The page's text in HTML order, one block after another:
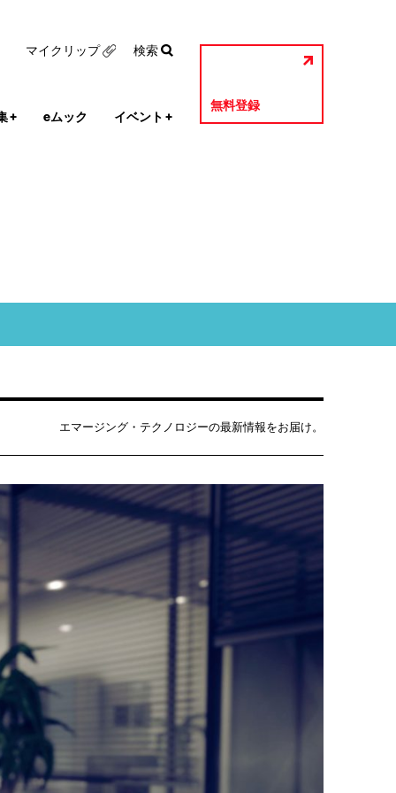
+ eムック イベント +
無料登録
マイクリップ 検索
エマージング・テクノロジーの最新情報をお届け。